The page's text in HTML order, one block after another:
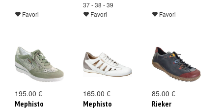
Favori
37 - 38 - 39
Favori
Favori
195.00 €
Mephisto
165.00 €
Mephisto
85.00 €
Rieker